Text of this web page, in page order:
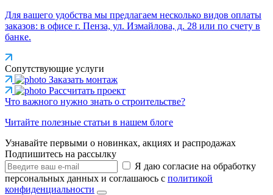
Для вашего удобства мы предлагаем несколько видов оплаты
заказов: в офисе г. Пенза, ул. Измайлова, д. 28 или по счету в
банке.
Сопутствующие услуги
Заказать монтаж
Рассчитать проект
Что важного нужно знать о строительстве?
Читайте полезные статьи в нашем блоге
Узнавайте первыми о новинках, акциях и распродажах
Подпишитесь на рассылку
Я даю согласие на обработку
персональных данных и соглашаюсь с политикой
конфиденциальности